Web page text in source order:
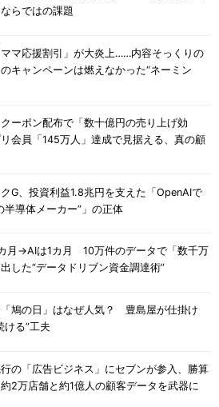
らではの課題
マ応援割引」が大炎上……内容そっくりの
のキャンペーンは燃えなかった“ネーミン
ーポン配布で「数十億円の売り上げ効
会員「145万人」達成で見据える、真の顧
G、投資利益1.8兆円を支えた「OpenAIで
半導体メーカー”」の正体
月→AIは1カ月 10万件のデータで「数千万
した“データドリブン資金調達術”
鳩の日」はなぜ人気？ 豊島屋が仕掛け
ける”工夫
の「広告ビジネス」にセブンが参入、勝算
2万店舗と約1億人の顧客データを武器に